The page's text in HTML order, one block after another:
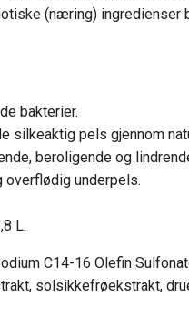
(næring)
bakterier.
silkeaktig pels gjennom
beroligende og
underpels.
L.
C14-16 Olefin
solsikkefrøekstrakt,